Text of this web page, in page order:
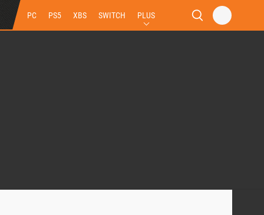
PC PS5 XBS SWITCH PLUS